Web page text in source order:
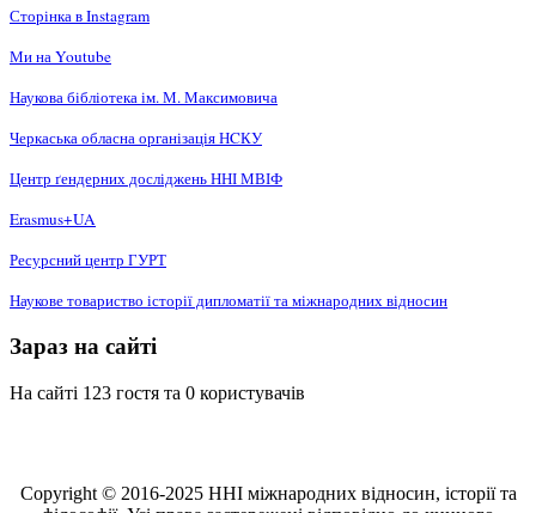
Сторінка в Instagram
Ми на Youtube
Наукова бібліотека ім. М. Максимовича
Черкаська обласна організація НCКУ
Центр ґендерних досліджень ННІ МВІФ
Erasmus+UA
Ресурсний центр ГУРТ
Наукове товариство історії дипломатії та міжнародних відносин
Зараз на сайті
На сайті 123 гостя та 0 користувачів
Copyright © 2016-2025 ННІ міжнародних відносин, історії та